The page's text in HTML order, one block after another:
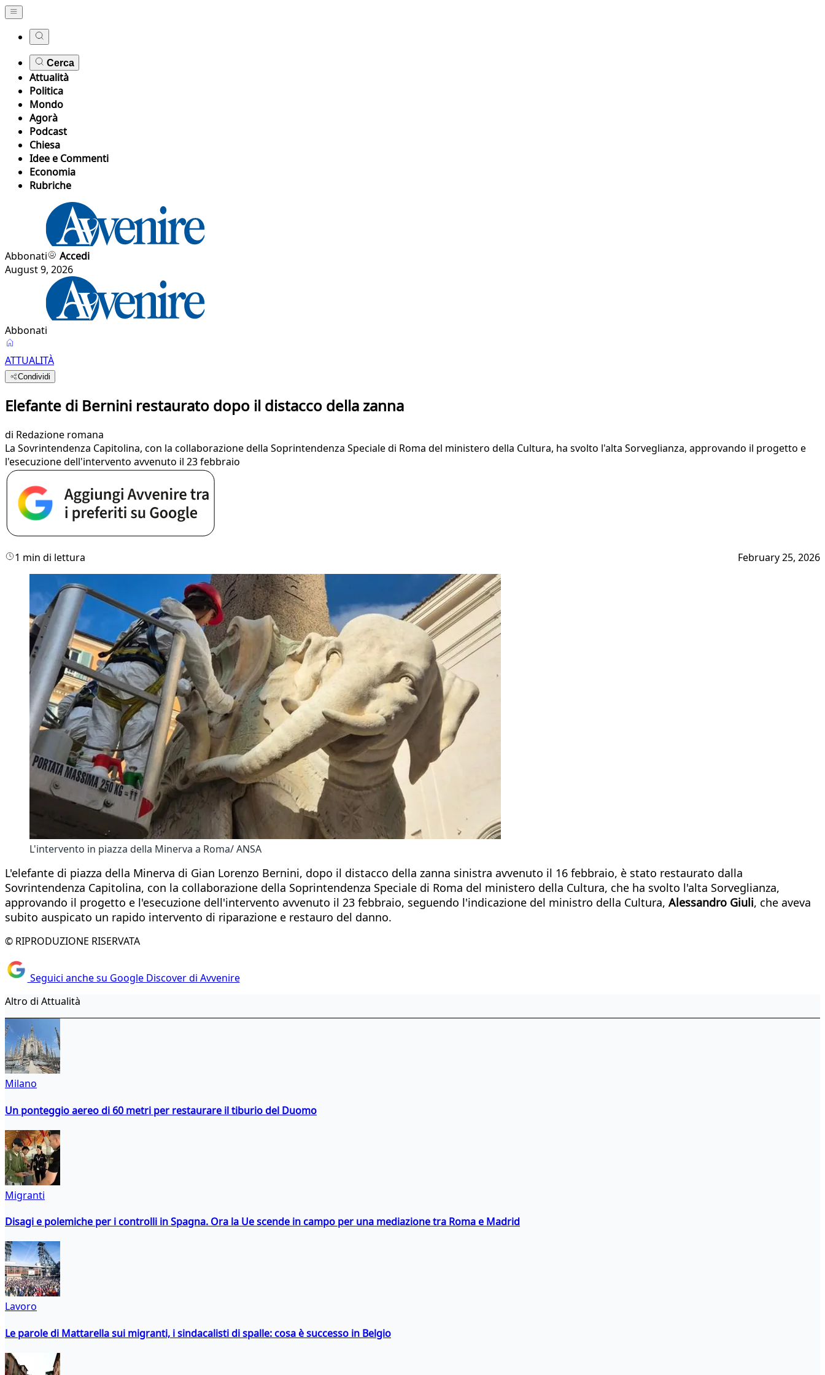
Cerca
Attualità
Politica
Mondo
Agorà
Podcast
Chiesa
Idee e Commenti
Economia
Rubriche
Abbonati
Accedi
August 9, 2026
Abbonati
ATTUALITÀ
Condividi
Elefante di Bernini restaurato dopo il distacco della zanna
di Redazione romana
La Sovrintendenza Capitolina, con la collaborazione della Soprintendenza Speciale di Roma del ministero della Cultura, ha svolto l'alta Sorveglianza, approvando il progetto e
l'esecuzione dell'intervento avvenuto il 23 febbraio
1 min di lettura February 25, 2026
L'intervento in piazza della Minerva a Roma/ ANSA
L'elefante di piazza della Minerva di Gian Lorenzo Bernini, dopo il distacco della zanna sinistra avvenuto il 16 febbraio, è stato restaurato dalla
Sovrintendenza Capitolina, con la collaborazione della Soprintendenza Speciale di Roma del ministero della Cultura, che ha svolto l'alta Sorveglianza,
approvando il progetto e l'esecuzione dell'intervento avvenuto il 23 febbraio, seguendo l'indicazione del ministro della Cultura, Alessandro Giuli, che aveva
subito auspicato un rapido intervento di riparazione e restauro del danno.
© RIPRODUZIONE RISERVATA
Seguici anche su Google Discover di Avvenire
Altro di Attualità
Milano
Un ponteggio aereo di 60 metri per restaurare il tiburio del Duomo
Migranti
Disagi e polemiche per i controlli in Spagna. Ora la Ue scende in campo per una mediazione tra Roma e Madrid
Lavoro
Le parole di Mattarella sui migranti, i sindacalisti di spalle: cosa è successo in Belgio